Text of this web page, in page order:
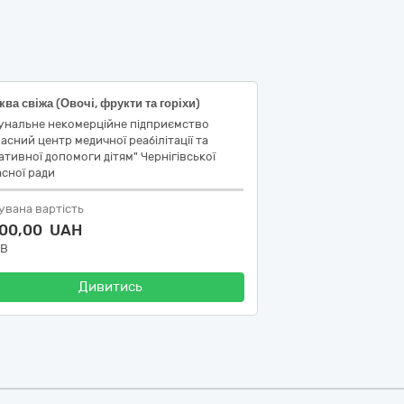
свіжа (Овочі, фрукти та горіхи)
некомерційне підприємство
центр медичної реабілітації та
допомоги дітям" Чернігівської
ради
вартість
UAH
Дивитись